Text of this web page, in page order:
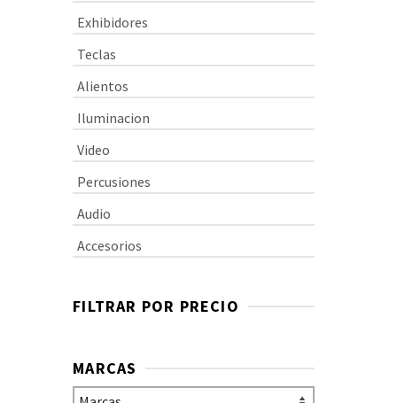
Exhibidores
Teclas
Alientos
Iluminacion
Video
Percusiones
Audio
Accesorios
FILTRAR POR PRECIO
MARCAS